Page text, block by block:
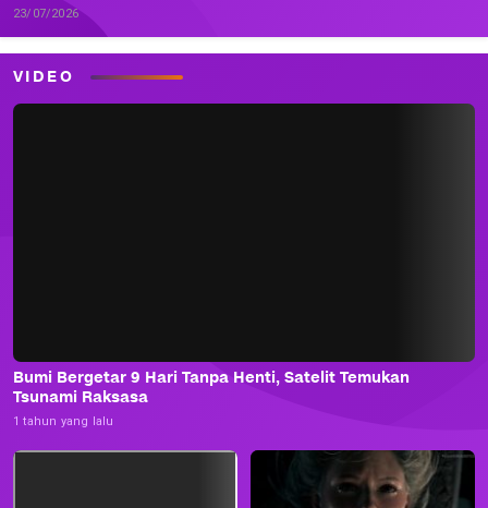
23/07/2026
VIDEO
Bumi Bergetar 9 Hari Tanpa Henti, Satelit Temukan
Tsunami Raksasa
1 tahun yang lalu